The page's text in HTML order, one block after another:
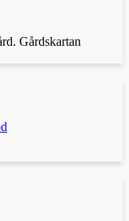
Gårdskartan